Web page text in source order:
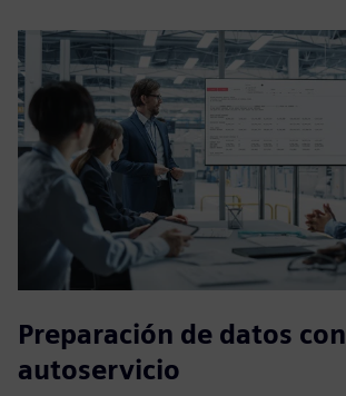
Preparación de datos con
autoservicio